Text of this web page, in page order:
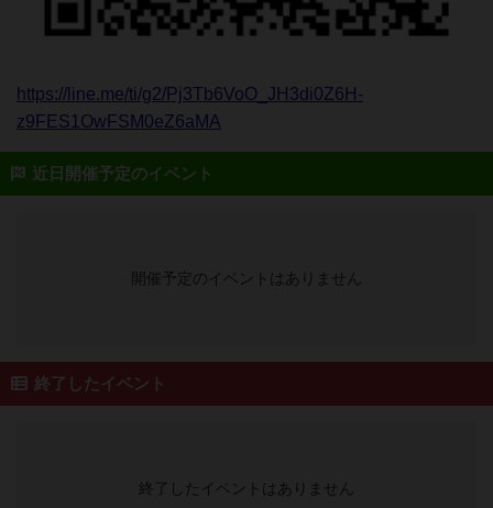
https://line.me/ti/g2/Pj3Tb6VoO_JH3di0Z6H-
z9FES1OwFSM0eZ6aMA
近日開催予定のイベント
開催予定のイベントはありません
終了したイベント
終了したイベントはありません